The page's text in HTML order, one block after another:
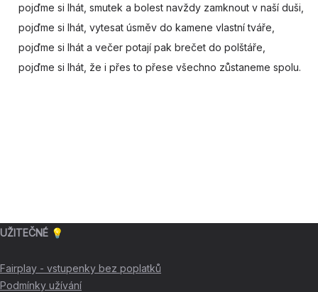
pojďme si lhát, smutek a bolest navždy zamknout v naší duši,
pojďme si lhát, vytesat úsměv do kamene vlastní tváře,
pojďme si lhát a večer potají pak brečet do polštáře,
pojďme si lhát, že i přes to přese všechno zůstaneme spolu.
UŽITEČNÉ 💡
Fairplay - vstupenky bez poplatků
Podmínky užívání